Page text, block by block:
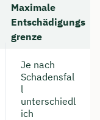
Maximale
Entschädigungs
grenze
Je nach
Schadensfal
l
unterschiedl
ich